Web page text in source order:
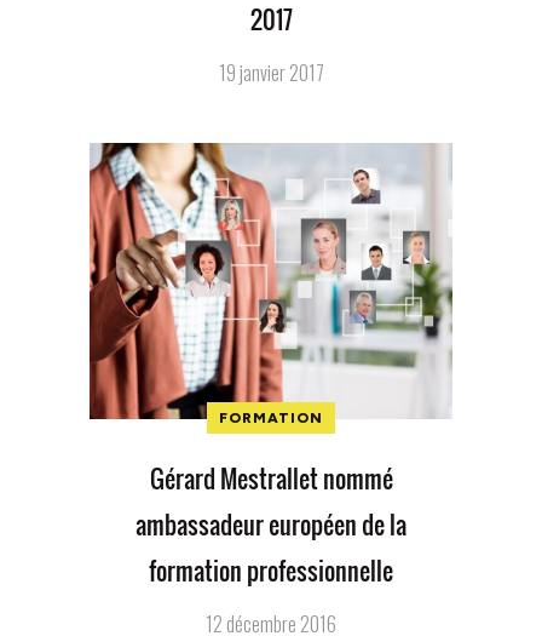
2017
19 janvier 2017
FORMATION
Gérard Mestrallet nommé
ambassadeur européen de la
formation professionnelle
12 décembre 2016